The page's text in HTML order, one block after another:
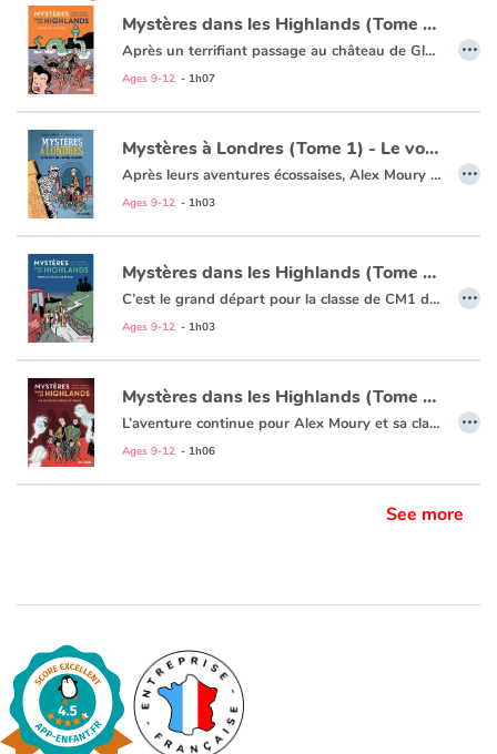
Mystères dans les Highlands (Tome 3) - Panique au Loch Ness
Après un terrifiant passage au château de Glamis, la classe de Monsieur Moury poursuit son périple et s’enfonce dans les Hautes Terres écossaises. D’inquiétantes créatures, telles que les Bonnets Rouges ou Nessie, s’immiscent dans le voyage, et le mystère s’épaissit autour de cet intrigant vol de bijoux…
Ages 9-12 - 1h07
…
Mystères à Londres (Tome 1) - Le voleur du British Museum
Après leurs aventures écossaises, Alex Moury et sa classe de CM2 repartent sur les routes anglaises. Ils vont découvrir Londres, ses parcs , ses musées fascinants et sa diversité culturelle... mais aussi se retrouver au cœur d’une nouvelle intrigue. Tout commence par une mallette tombée par mégarde entre les mains d’Alex Moury, avec à l'intérieur un manuscrit original signé d’un certain William Shakespeare...
Ages 9-12 - 1h03
…
Mystères dans les Highlands (Tome 1) - Premiers frissons en Écosse
C’est le grand départ pour la classe de CM1 de Monsieur Moury !
Entre la visite d’un château hanté, la découverte d’une gastronomie quelque peu surprenante et la cavale d’une inquiétante bande de voleurs de bijoux, Amytis, Romain, Hugo et leurs copains ne devraient pas oublier leur voyage de sitôt…
Ages 9-12 - 1h03
…
Mystères dans les Highlands (Tome 2) - Les secrets du château de Glamis
L’aventure continue pour Alex Moury et sa classe de CM1 !
Entre les étranges gémissements qui s’échappent des murs et les apparitions de lugubres fantômes, les enfants vont connaître les plus belles frayeurs de leur vie…
Ages 9-12 - 1h06
…
See more